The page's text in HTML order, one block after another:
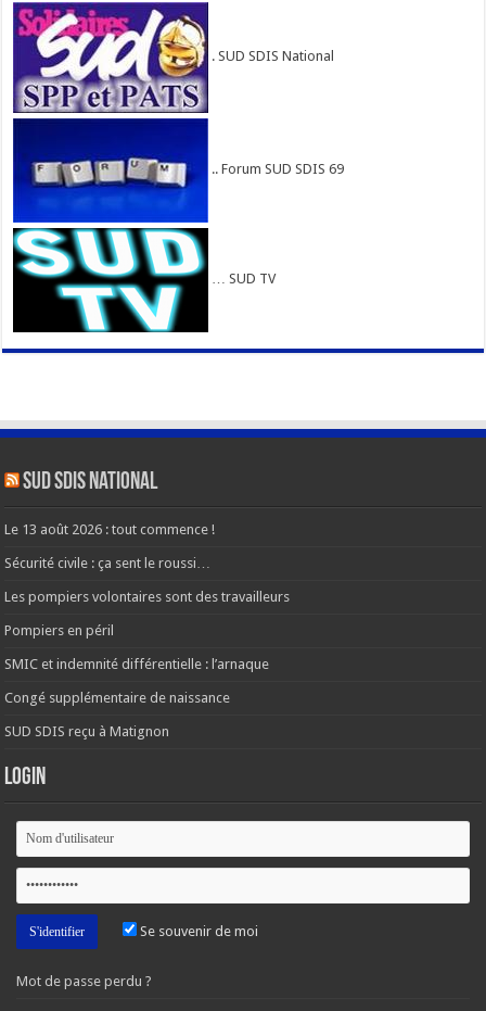
. SUD SDIS National
.. Forum SUD SDIS 69
… SUD TV
SUD SDIS national
Le 13 août 2026 : tout commence !
Sécurité civile : ça sent le roussi…
Les pompiers volontaires sont des travailleurs
Pompiers en péril
SMIC et indemnité différentielle : l’arnaque
Congé supplémentaire de naissance
SUD SDIS reçu à Matignon
Login
Se souvenir de moi
Mot de passe perdu ?